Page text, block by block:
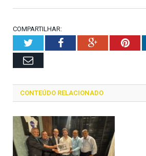
COMPARTILHAR:
TwitterFacebookGoogle+
Email
CONTEÚDO RELACIONADO